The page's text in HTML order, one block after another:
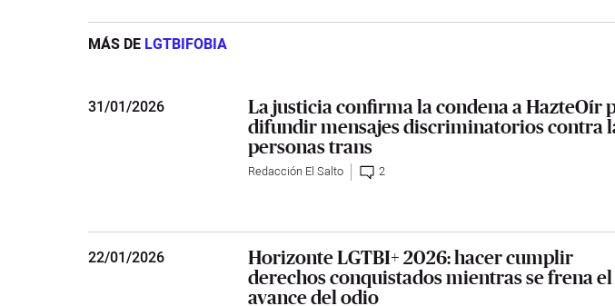
MÁS DE LGTBIFOBIA
31/01/2026
La justicia confirma la condena a HazteOír
difundir mensajes discriminatorios contra
personas trans
Redacción El Salto 2
22/01/2026
Horizonte LGTBI+ 2026: hacer cumplir
derechos conquistados mientras se frena el
avance del odio